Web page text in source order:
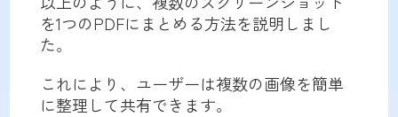
を1つのPDFにまとめる方法を説明しまし
た。
これにより、ユーザーは複数の画像を簡単
に整理して共有できます。